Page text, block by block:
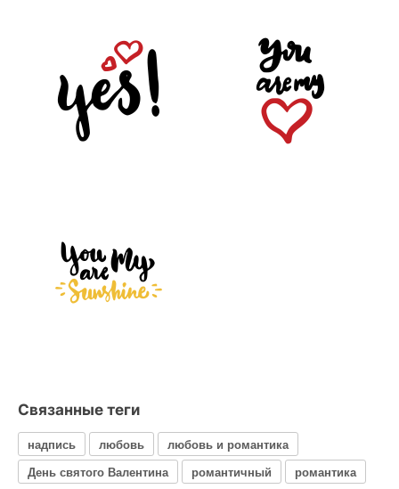
Связанные теги
надпись любовь
любовь и романтика
День святого Валентина
романтичный романтика